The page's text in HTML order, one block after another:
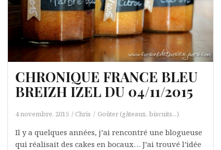
CHRONIQUE FRANCE BLEU
BREIZH IZEL DU 04/11/2015
4 novembre, 2015 Chris Goûter (gâteaux, biscuits...)
Il y a quelques années, j’ai rencontré une blogueuse
qui réalisait des cakes en bocaux… J’ai trouvé l’idée